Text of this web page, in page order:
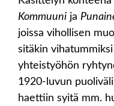
Kommuuni ja
joissa vihollisen
sitäkin
yhteistyöhön
1920-luvun
haettiin syitä mm.